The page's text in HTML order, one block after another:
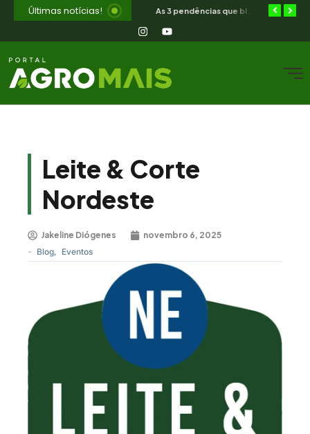
Últimas notícias!
Leite & Corte
Nordeste
Jakeline Diógenes novembro 6, 2025
- Blog, Eventos